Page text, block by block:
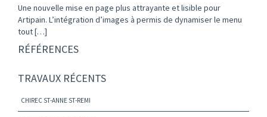
Une nouvelle mise en page plus attrayante et lisible pour
Artipain. L’intégration d’images à permis de dynamiser le menu
tout […]
RÉFÉRENCES
TRAVAUX RÉCENTS
CHIREC ST-ANNE ST-REMI